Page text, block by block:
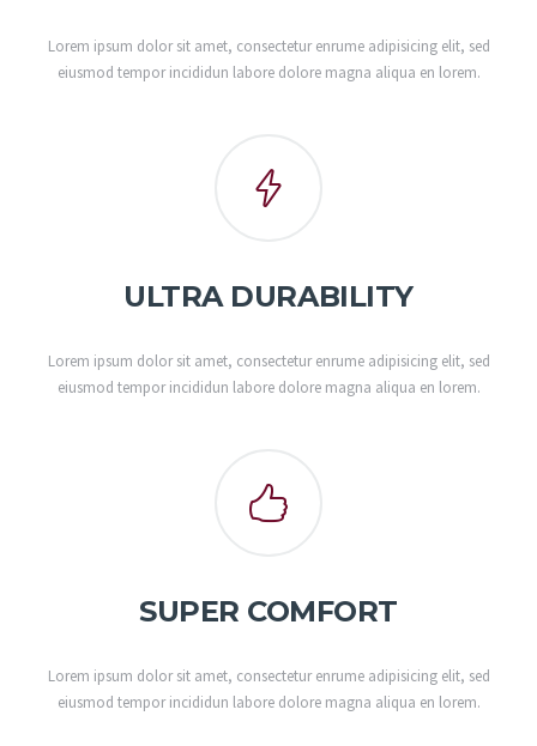
Lorem ipsum dolor sit amet, consectetur enrume adipisicing elit, sed
eiusmod tempor incididun labore dolore magna aliqua en lorem.
ULTRA DURABILITY
Lorem ipsum dolor sit amet, consectetur enrume adipisicing elit, sed
eiusmod tempor incididun labore dolore magna aliqua en lorem.
SUPER COMFORT
Lorem ipsum dolor sit amet, consectetur enrume adipisicing elit, sed
eiusmod tempor incididun labore dolore magna aliqua en lorem.